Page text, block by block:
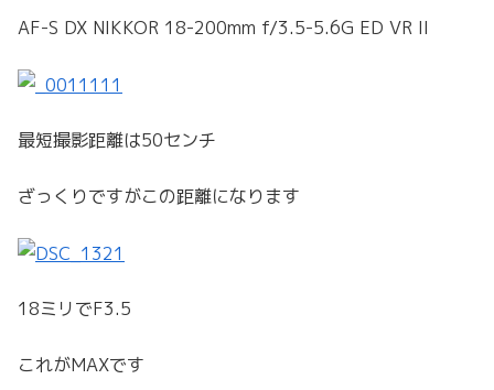
AF-S DX NIKKOR 18-200mm f/3.5-5.6G ED VR II
最短撮影距離は50センチ
ざっくりですがこの距離になります
18ミリでF3.5
これがMAXです